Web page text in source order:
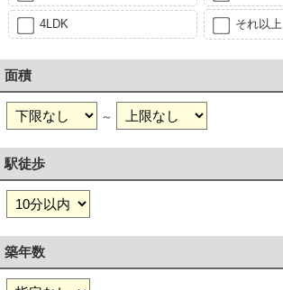
4LDK それ以上
面積
～
駅徒歩
築年数